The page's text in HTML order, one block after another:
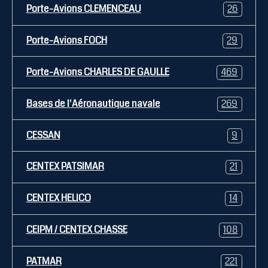
Porte-Avions CLEMENCEAU 26
Porte-Avions FOCH 29
Porte-Avions CHARLES DE GAULLE 469
Bases de l'Aéronautique navale 269
CESSAN 9
CENTEX PATSIMAR 21
CENTEX HELICO 14
CEIPM / CENTEX CHASSE 108
PATMAR 221